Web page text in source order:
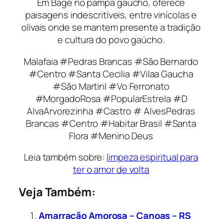
paisagens indescritíveis, entre vinícolas e
olivais onde se mantem presente a tradição
e cultura do povo gaúcho.
Malafaia #Pedras Brancas #São Bernardo
#Centro #Santa Cecilia #Vilaa Gaucha
#São MartinI #Vo Ferronato
#MorgadoRosa #PopularEstrela #D
AlvaArvorezinha #Castro # AlvesPedras
Brancas #Centro #Habitar Brasil #Santa
Flora #Menino Deus
Leia também sobre: limpeza espiritual para
ter o amor de volta
Veja Também:
Amarração Amorosa – Canoas – RS